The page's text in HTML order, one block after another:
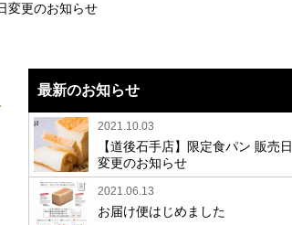
変更のお知らせ
最新のお知らせ
2021.10.03
【道後石手店】限定食パン 販売日
変更のお知らせ
2021.06.13
お届け便はじめました